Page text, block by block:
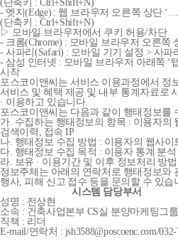
(단축키 : Ctrl+Shift+N)
- 엣지(Edge) : 웹 브라우저 오른쪽 상단
(단축키 : Ctrl+Shift+N)
▷ 모바일 브라우저에서 쿠키 허용/차단
- 크롬(Chrome) : 모바일 브라우저 오른쪽
- 사파리(Safari) : 모바일 기기 설정 > 사파
- 삼성 인터넷 : 모바일 브라우저 아래쪽 ‘
시작
포스코이앤씨는 서비스 이용과정에서 정
서비스 및 혜택 제공 및 내부 통계자료로
· 이용하고 있습니다.
포스코이앤씨는 다음과 같이 행태정보를
가. 수집하는 행태정보의 항목 : 이용자의
검색이력, 접속 IP
나. 행태정보 수집 방법 : 이용자의 웹사
다. 행태정보 수집 목적 : 이용자 통계 분석
라. 보유 · 이용기간 및 이후 정보처리 방
정보주체는 아래의 연락처로 행태정보와
행사, 피해 신고 접수 등을 문의할 수 있습
시스템 담당부서
성명 : 전상현
소속 : 건축사업본부 CS실 분양마케팅그룹
직책 : 리더
E-mail/연락처 : jsh3588@poscoenc.com/